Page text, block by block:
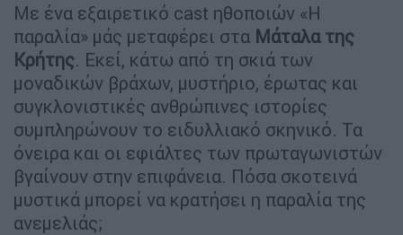
Με ένα εξαιρετικό cast ηθοποιών «Η
παραλία» μάς μεταφέρει στα Μάταλα της
Κρήτης. Εκεί, κάτω από τη σκιά των
μοναδικών βράχων, μυστήριο, έρωτας και
συγκλονιστικές ανθρώπινες ιστορίες
συμπληρώνουν το ειδυλλιακό σκηνικό. Τα
όνειρα και οι εφιάλτες των πρωταγωνιστών
βγαίνουν στην επιφάνεια. Πόσα σκοτεινά
μυστικά μπορεί να κρατήσει η παραλία της
ανεμελιάς;